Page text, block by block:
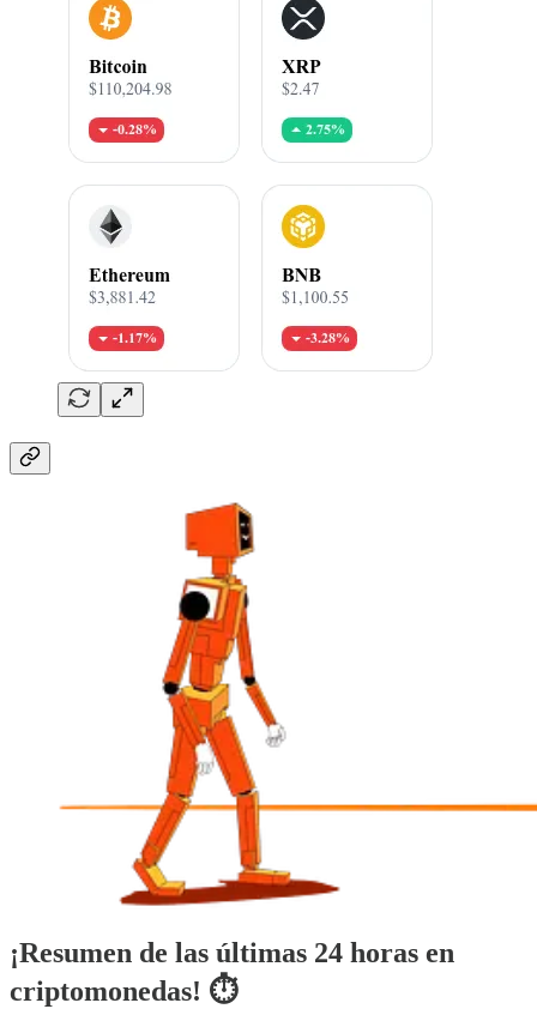
¡Resumen de las últimas 24 horas en
criptomonedas! ⏱